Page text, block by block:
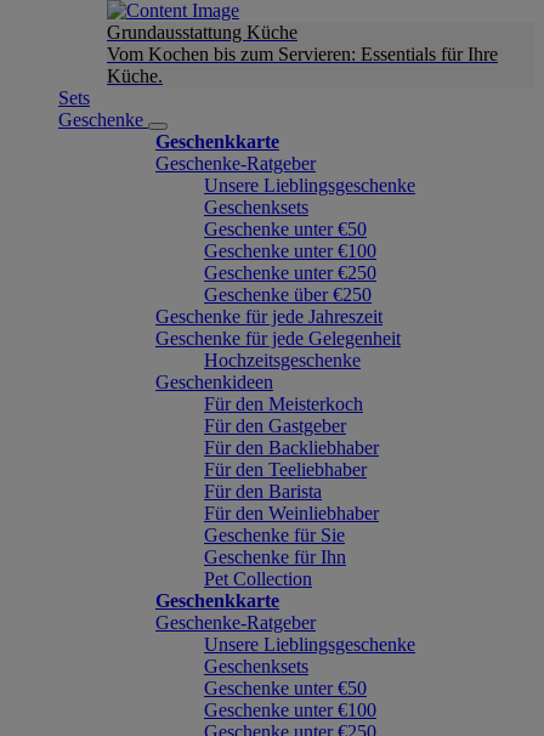
Grundausstattung Küche
Vom Kochen bis zum Servieren: Essentials für Ihre
Küche.
Sets
Geschenke
Geschenkkarte
Geschenke-Ratgeber
Unsere Lieblingsgeschenke
Geschenksets
Geschenke unter €50
Geschenke unter €100
Geschenke unter €250
Geschenke über €250
Geschenke für jede Jahreszeit
Geschenke für jede Gelegenheit
Hochzeitsgeschenke
Geschenkideen
Für den Meisterkoch
Für den Gastgeber
Für den Backliebhaber
Für den Teeliebhaber
Für den Barista
Für den Weinliebhaber
Geschenke für Sie
Geschenke für Ihn
Pet Collection
Geschenkkarte
Geschenke-Ratgeber
Unsere Lieblingsgeschenke
Geschenksets
Geschenke unter €50
Geschenke unter €100
Geschenke unter €250